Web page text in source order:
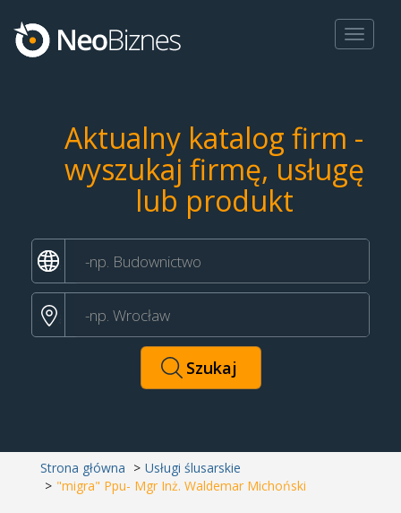
Toggle
Aktualny katalog firm -
wyszukaj firmę, usługę
lub produkt
Strona główna
Usługi ślusarskie
"migra" Ppu- Mgr Inż. Waldemar Michoński